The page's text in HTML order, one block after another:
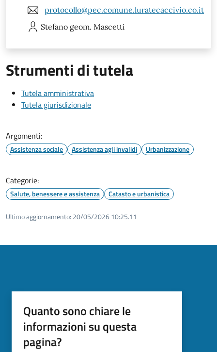
protocollo@pec.comune.luratecaccivio.co.it
Stefano geom. Mascetti
Strumenti di tutela
Tutela amministrativa
Tutela giurisdizionale
Argomenti:
Assistenza sociale Assistenza agli invalidi Urbanizzazione
Categorie:
Salute, benessere e assistenza Catasto e urbanistica
Ultimo aggiornamento: 20/05/2026 10:25.11
Quanto sono chiare le
informazioni su questa
pagina?